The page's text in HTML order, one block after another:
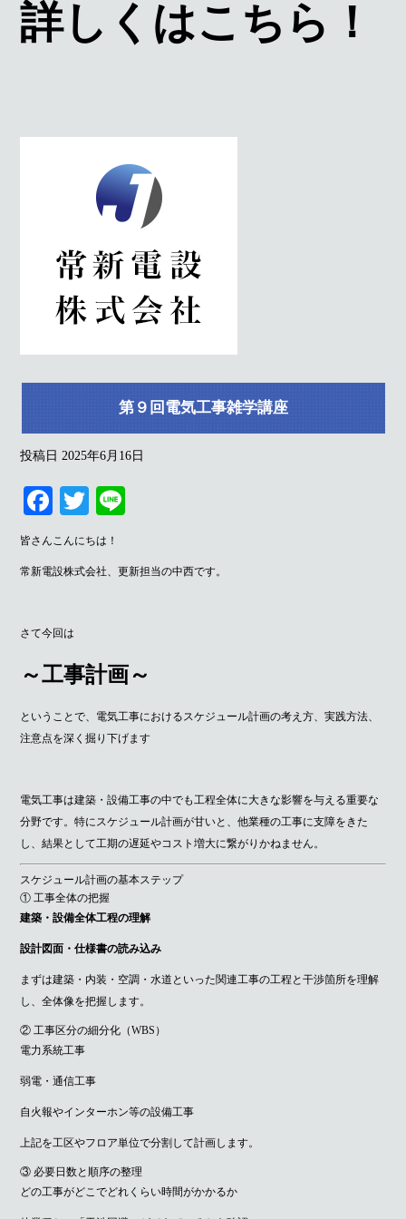
詳しくはこちら！
第９回電気工事雑学講座
投稿日 2025年6月16日
Fa
ce
bo
ok
T
wi
tte
r
皆さんこんにちは！
常新電設株式会社、更新担当の中西です。
さて今回は
～工事計画～
ということで、電気工事におけるスケジュール計画の考え方、実践方法、
注意点を深く掘り下げます
電気工事は建築・設備工事の中でも工程全体に大きな影響を与える重要な
分野です。特にスケジュール計画が甘いと、他業種の工事に支障をきた
し、結果として工期の遅延やコスト増大に繋がりかねません。
スケジュール計画の基本ステップ
① 工事全体の把握
建築・設備全体工程の理解
設計図面・仕様書の読み込み
まずは建築・内装・空調・水道といった関連工事の工程と干渉箇所を理解
し、全体像を把握します。
② 工事区分の細分化（WBS）
電力系統工事
弱電・通信工事
自火報やインターホン等の設備工事
上記を工区やフロア単位で分割して計画します。
③ 必要日数と順序の整理
どの工事がどこでどれくらい時間がかかるか